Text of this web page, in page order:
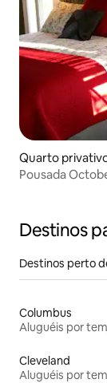
Quarto
Pousada
Destinos
Destinos perto
Columbus
Aluguéis por
Cleveland
Aluguéis por